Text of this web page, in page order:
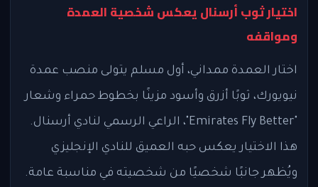
اختيار ثوب أرسنال يعكس شخصية العمدة
ومواقفه
اختار العمدة ممداني، أول مسلم يتولى منصب عمدة
نيويورك، ثوبًا أزرق وأسود مزينًا بخطوط حمراء وشعار
"Emirates Fly Better"، الراعي الرسمي لنادي أرسنال.
هذا الاختيار يعكس حبه العميق للنادي الإنجليزي
ويُظهر جانبًا شخصيًا من شخصيته في مناسبة عامة.